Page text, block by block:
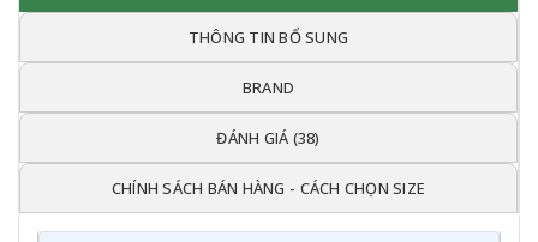
THÔNG TIN BỔ SUNG
BRAND
ĐÁNH GIÁ (38)
CHÍNH SÁCH BÁN HÀNG - CÁCH CHỌN SIZE